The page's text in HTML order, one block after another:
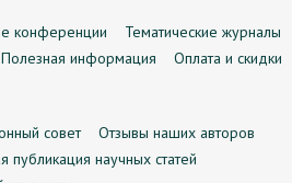
конференции
Тематические журналы
Полезная информация
Оплата и скидки
совет
Отзывы наших авторов
публикация научных статей